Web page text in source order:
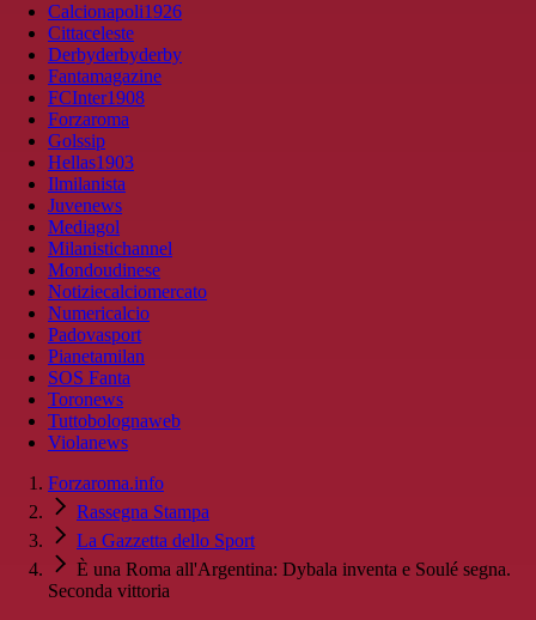
Calcionapoli1926
Cittaceleste
Derbyderbyderby
Fantamagazine
FCInter1908
Forzaroma
Golssip
Hellas1903
Ilmilanista
Juvenews
Mediagol
Milanistichannel
Mondoudinese
Notiziecalciomercato
Numericalcio
Padovasport
Pianetamilan
SOS Fanta
Toronews
Tuttobolognaweb
Violanews
Forzaroma.info
Rassegna Stampa
La Gazzetta dello Sport
È una Roma all'Argentina: Dybala inventa e Soulé segna.
Seconda vittoria